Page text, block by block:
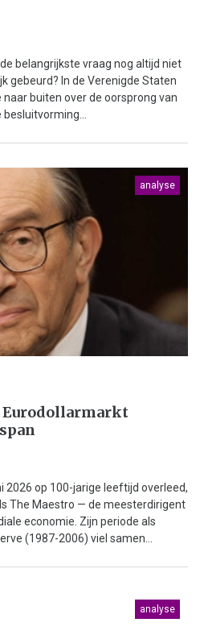
belangrijkste vraag nog altijd niet
gebeurd? In de Verenigde Staten
buiten over de oorsprong van
analyse
Eurodollarmarkt
2026 op 100-jarige leeftijd overleed,
The Maestro — de meesterdirigent
economie. Zijn periode als
(1987-2006) viel samen...
analyse